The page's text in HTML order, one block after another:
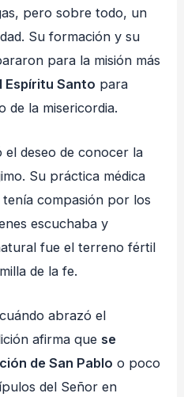
pero sobre todo, un
Su formación y su
para la misión más
Espíritu Santo para
de la misericordia.
el deseo de conocer la
Su práctica médica
compasión por los
escuchaba y
fue el terreno fértil
de la fe.
abrazó el
afirma que se
de San Pablo o poco
del Señor en